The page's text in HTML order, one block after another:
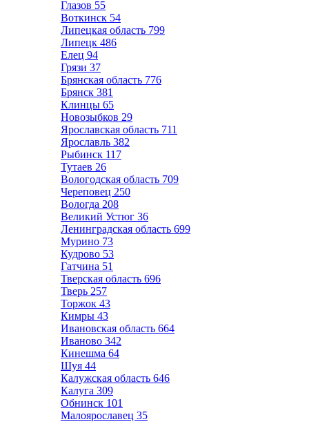
Глазов 55
Воткинск 54
Липецкая область 799
Липецк 486
Елец 94
Грязи 37
Брянская область 776
Брянск 381
Клинцы 65
Новозыбков 29
Ярославская область 711
Ярославль 382
Рыбинск 117
Тутаев 26
Вологодская область 709
Череповец 250
Вологда 208
Великий Устюг 36
Ленинградская область 699
Мурино 73
Кудрово 53
Гатчина 51
Тверская область 696
Тверь 257
Торжок 43
Кимры 43
Ивановская область 664
Иваново 342
Кинешма 64
Шуя 44
Калужская область 646
Калуга 309
Обнинск 101
Малоярославец 35